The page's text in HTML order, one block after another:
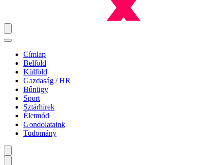
Címlap
Belföld
Külföld
Gazdaság / HR
Bűnügy
Sport
Sztárhírek
Életmód
Gondolataink
Tudomány